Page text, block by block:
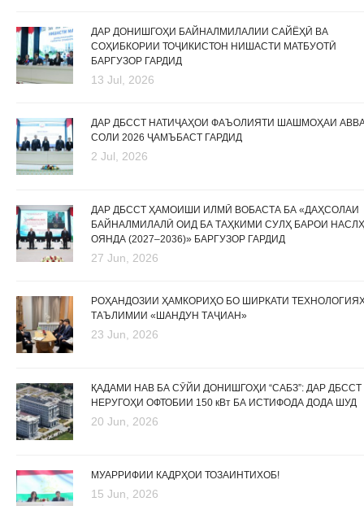
ДАР ДОНИШГОҲИ БАЙНАЛМИЛАЛИИ САЙЁҲӢ ВА
СОҲИБКОРИИ ТОҶИКИСТОН НИШАСТИ МАТБУОТӢ
БАРГУЗОР ГАРДИД
13 Jul, 2026
ДАР ДБССТ НАТИҶАҲОИ ФАЪОЛИЯТИ ШАШМОҲАИ
СОЛИ 2026 ҶАМЪБАСТ ГАРДИД
2 Jul, 2026
ДАР ДБССТ ҲАМОИШИ ИЛМӢ ВОБАСТА БА «ДАҲСОЛАИ
БАЙНАЛМИЛАЛӢ ОИД БА ТАҲКИМИ СУЛҲ БАРОИ
ОЯНДА (2027–2036)» БАРГУЗОР ГАРДИД
27 Jun, 2026
РОҲАНДОЗИИ ҲАМКОРИҲО БО ШИРКАТИ
ТАЪЛИМИИ «ШАНДУН ТАҶИАН»
23 Jun, 2026
ҚАДАМИ НАВ БА СӮЙИ ДОНИШГОҲИ “САБЗ”: ДАР ДБССТ
НЕРУГОҲИ ОФТОБИИ 150 кВт БА ИСТИФОДА ДОДА ШУД
20 Jun, 2026
МУАРРИФИИ КАДРҲОИ ТОЗАИНТИХОБ!
15 Jun, 2026